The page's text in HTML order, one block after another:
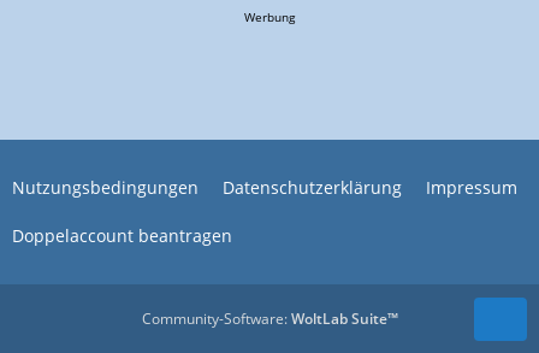
Werbung
Nutzungsbedingungen Datenschutzerklärung Impressum
Doppelaccount beantragen
Community-Software:WoltLab Suite™